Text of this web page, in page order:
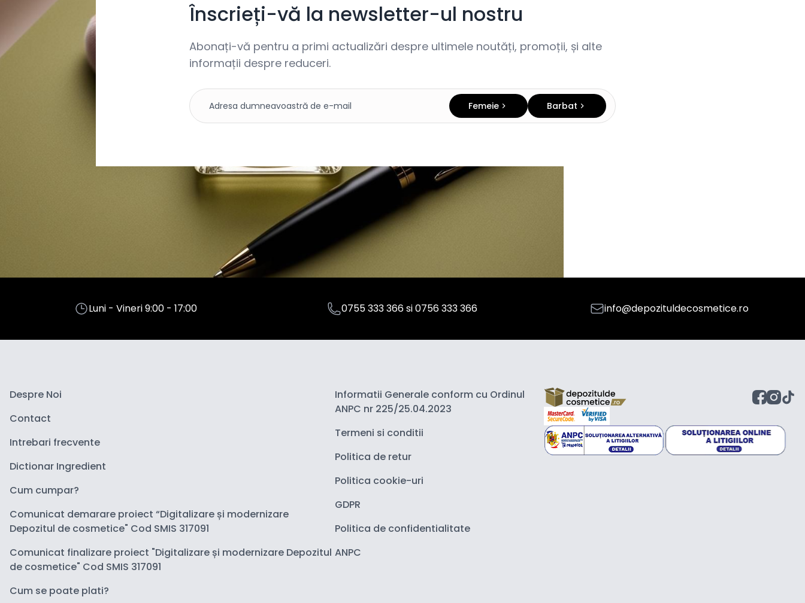
Înscrieți-vă la newsletter-ul nostru
Abonați-vă pentru a primi actualizări despre ultimele noutăți, promoții, și alte
informații despre reduceri.
Femeie Barbat
Luni - Vineri 9:00 - 17:00 0755 333 366si0756 333 366 info@depozituldecosmetice.ro
Despre Noi
Contact
Intrebari frecvente
Dictionar Ingredient
Cum cumpar?
Comunicat demarare proiect “Digitalizare și modernizare
Depozitul de cosmetice" Cod SMIS 317091
Comunicat finalizare proiect "Digitalizare și modernizare Depozitul
de cosmetice" Cod SMIS 317091
Cum se poate plati?
Informatii Generale conform cu Ordinul
ANPC nr 225/25.04.2023
Termeni si conditii
Politica de retur
Politica cookie-uri
GDPR
Politica de confidentialitate
ANPC